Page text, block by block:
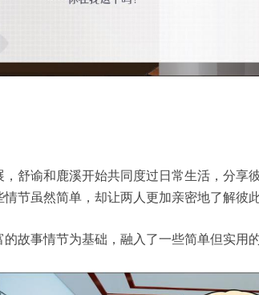
，舒谕和鹿溪开始共同度过日常生活，分享
节虽然简单，却让两人更加亲密地了解彼
的故事情节为基础，融入了一些简单但实用